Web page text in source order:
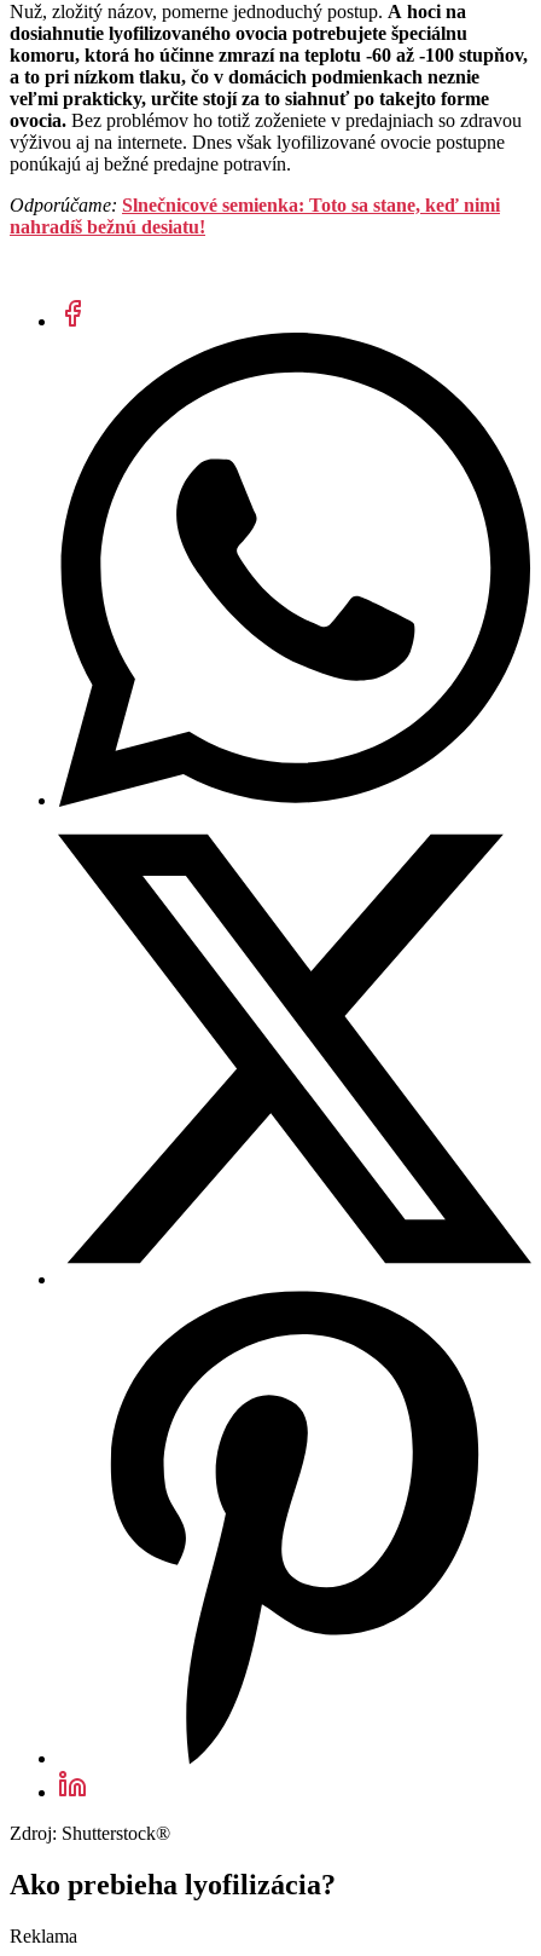
Nuž, zložitý názov, pomerne jednoduchý postup. A hoci na
dosiahnutie lyofilizovaného ovocia potrebujete špeciálnu
komoru, ktorá ho účinne zmrazí na teplotu -60 až -100 stupňov,
a to pri nízkom tlaku, čo v domácich podmienkach neznie
veľmi prakticky, určite stojí za to siahnuť po takejto forme
ovocia. Bez problémov ho totiž zoženiete v predajniach so zdravou
výživou aj na internete. Dnes však lyofilizované ovocie postupne
ponúkajú aj bežné predajne potravín.
Odporúčame: Slnečnicové semienka: Toto sa stane, keď nimi
nahradíš bežnú desiatu!
Zdroj: Shutterstock®
Ako prebieha lyofilizácia?
Reklama